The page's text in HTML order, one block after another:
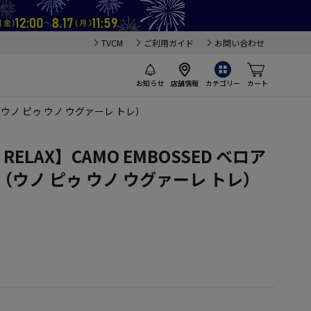
TVCM ご利用ガイド お問い合わせ
お知らせ 店舗情報 カテゴリー カート
ノ ピゥ ウノ ウグァーレ トレ）
】CAMO EMBOSSED ベロア
ノ ピゥ ウノ ウグァーレ トレ）